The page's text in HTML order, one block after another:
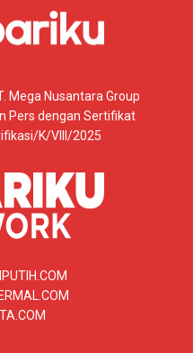
Mega Nusantara Group
Pers dengan Sertifikat
K/VIII/2025